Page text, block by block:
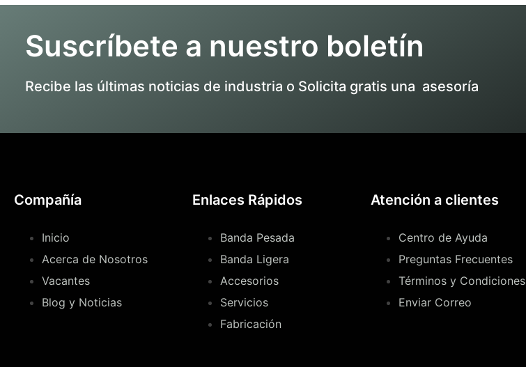
Suscríbete a nuestro boletín
Recibe las últimas noticias de industria o Solicita gratis una asesoría
Compañía
Inicio
Acerca de Nosotros
Vacantes
Blog y Noticias
Enlaces Rápidos
Banda Pesada
Banda Ligera
Accesorios
Servicios
Fabricación
Atención a clientes
Centro de Ayuda
Preguntas Frecuentes
Términos y Condiciones
Enviar Correo